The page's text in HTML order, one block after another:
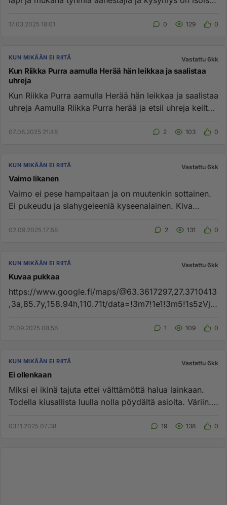
17.03.2025 18:01 0 129 0
KUN MIKÄÄN EI RIITÄ Vastattu 6kk
Kun Riikka Purra aamulla Herää hän leikkaa ja saalistaa
uhreja
Kun Riikka Purra aamulla Herää hän leikkaa ja saalistaa
uhreja Aamulla Riikka Purra herää ja etsii uhreja keiltä
07.08.2025 21:48 2 103 0
KUN MIKÄÄN EI RIITÄ Vastattu 6kk
Vaimo likanen
Vaimo ei pese hampaitaan ja on muutenkin sottainen.
Ei pukeudu ja slahygeieeniä kyseenalainen. Kiva
02.09.2025 17:58 2 131 0
KUN MIKÄÄN EI RIITÄ Vastattu 6kk
Kuvaa pukkaa
https://www.google.fi/maps/@63.3617297,27.3710413
,3a,85.7y,158.94h,110.71t/data=!3m7!1e1!3m5!1s5zVjq
21.09.2025 08:56 1 109 0
KUN MIKÄÄN EI RIITÄ Vastattu 6kk
Ei ollenkaan
Miksi ei ikinä tajuta ettei välttämöttä halua lainkaan.
Todella kiusallista luulla nolla pöydältä asioita. Väriin.
03.11.2025 07:38 19 138 0